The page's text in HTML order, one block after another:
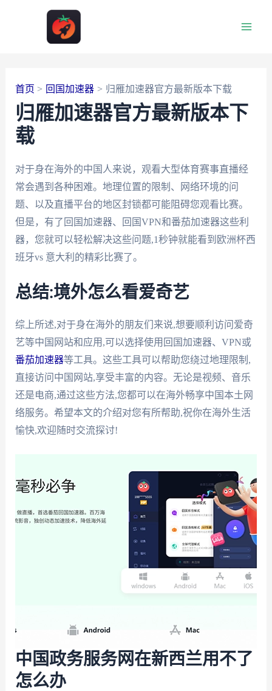
首页 回国加速器 归雁加速器官方最新版本下载
归雁加速器官方最新版本下
载
对于身在海外的中国人来说，观看大型体育赛事直播经
常会遇到各种困难。地理位置的限制、网络环境的问
题、以及直播平台的地区封锁都可能阻碍您观看比赛。
但是，有了回国加速器、回国VPN和番茄加速器这些利
器，您就可以轻松解决这些问题,1秒钟就能看到欧洲杯西
班牙vs 意大利的精彩比赛了。
总结:境外怎么看爱奇艺
综上所述,对于身在海外的朋友们来说,想要顺利访问爱奇
艺等中国网站和应用,可以选择使用回国加速器、VPN或
番茄加速器等工具。这些工具可以帮助您绕过地理限制,
直接访问中国网站,享受丰富的内容。无论是视频、音乐
还是电商,通过这些方法,您都可以在海外畅享中国本土网
络服务。希望本文的介绍对您有所帮助,祝你在海外生活
愉快,欢迎随时交流探讨!
中国政务服务网在新西兰用不了
怎么办